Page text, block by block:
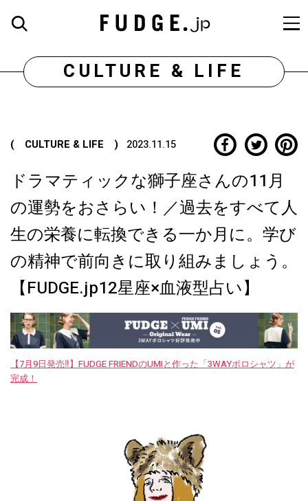
CULTURE & LIFE
( CULTURE & LIFE ) 2023.11.15
ドラマティックな獅子座さんの11月
の運勢をおさらい！／過去をすべて人
生の栄養に転換できる一か月に。学び
の精神で前向きに取り組みましょう。
【FUDGE.jp12星座×血液型占い】
【7月9日発売‼︎】FUDGE FRIENDのUMIと作った「3WAYポロシャツ」が
完成！